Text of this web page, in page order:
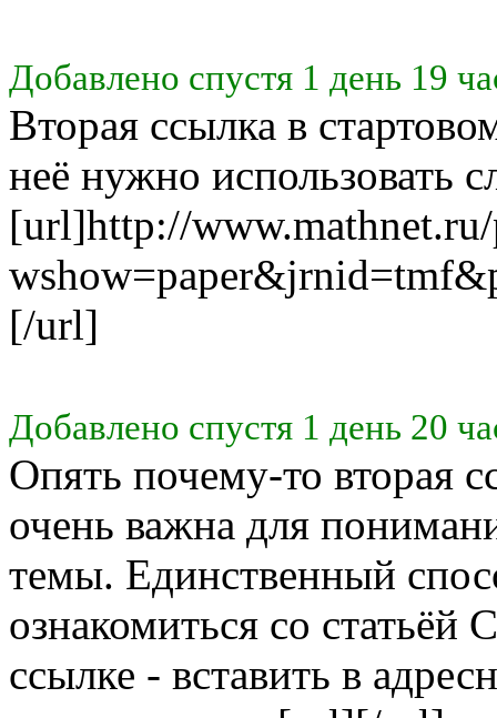
Добавлено спустя 1 день 19
Вторая ссылка в
неё нужно использовать
[url]http://
[/url]
Добавлено спустя 1 день 20
Опять почему-то вторая
очень важна для
темы. Единственный
ознакомиться со
ссылке - вставить в